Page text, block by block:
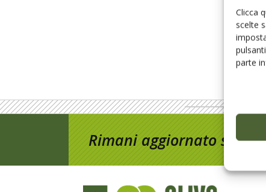
Clicca
scelte
parte
Rimani aggiornato sul